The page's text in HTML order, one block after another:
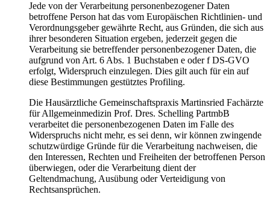
Jede von der Verarbeitung personenbezogener Daten
betroffene Person hat das vom Europäischen Richtlinien- und
Verordnungsgeber gewährte Recht, aus Gründen, die sich aus
ihrer besonderen Situation ergeben, jederzeit gegen die
Verarbeitung sie betreffender personenbezogener Daten, die
aufgrund von Art. 6 Abs. 1 Buchstaben e oder f DS-GVO
erfolgt, Widerspruch einzulegen. Dies gilt auch für ein auf
diese Bestimmungen gestütztes Profiling.
Die Hausärztliche Gemeinschaftspraxis Martinsried Fachärzte
für Allgemeinmedizin Prof. Dres. Schelling PartmbB
verarbeitet die personenbezogenen Daten im Falle des
Widerspruchs nicht mehr, es sei denn, wir können zwingende
schutzwürdige Gründe für die Verarbeitung nachweisen, die
den Interessen, Rechten und Freiheiten der betroffenen Person
überwiegen, oder die Verarbeitung dient der
Geltendmachung, Ausübung oder Verteidigung von
Rechtsansprüchen.